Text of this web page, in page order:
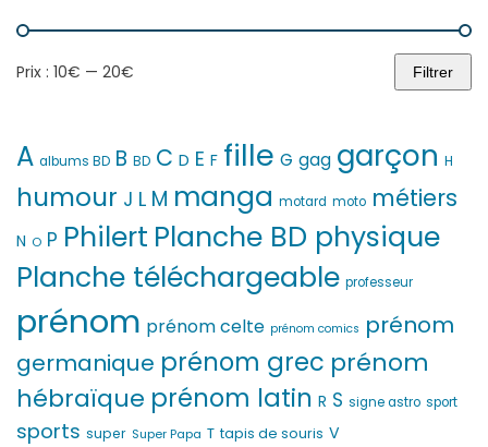
Prix
Prix
Filtrer
Prix : 10€ — 20€
A albums BD B BD C D E F fille G gag garçon H
humour J L M manga motard moto métiers
N O P Philert Planche BD physique
Planche téléchargeable professeur
prénom prénom celte prénom comics prénom
germanique prénom grec prénom
hébraïque prénom latin R S signe astro sport
sports super Super Papa T tapis de souris V